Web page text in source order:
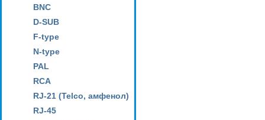
BNC
D-SUB
F-type
N-type
PAL
RCA
RJ-21 (Telco, амфенол)
RJ-45